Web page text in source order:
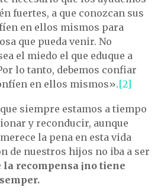
fuertes, a que conozcan sus
en ellos mismos para
que pueda venir. No
el miedo el que eduque a
lo tanto, debemos confiar
en ellos mismos».[2]
siempre estamos a tiempo
y reconducir, aunque
la pena en esta vida
de nuestros hijos no iba a ser
la recompensa ¡no tiene